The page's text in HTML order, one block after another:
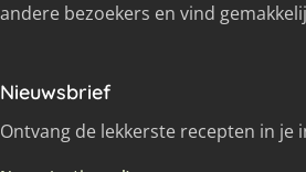
andere bezoekers en vind
Nieuwsbrief
Ontvang de lekkerste recepten in je